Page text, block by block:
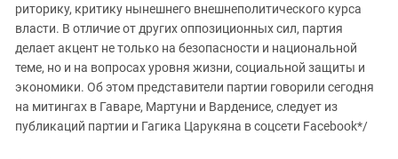
риторику, критику нынешнего внешнеполитического курса
власти. В отличие от других оппозиционных сил, партия
делает акцент не только на безопасности и национальной
теме, но и на вопросах уровня жизни, социальной защиты и
экономики. Об этом представители партии говорили сегодня
на митингах в Гаваре, Мартуни и Варденисе, следует из
публикаций партии и Гагика Царукяна в соцсети Facebook*/